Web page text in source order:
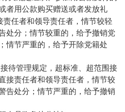
者用公款购买赠送或者发放礼
责任者和领导责任者，情节较轻
处分；情节较重的，给予撤销党
情节严重的，给予开除党籍处
待管理规定，超标准、超范围接
接责任者和领导责任者，情节较
告处分；情节严重的，给予撤销